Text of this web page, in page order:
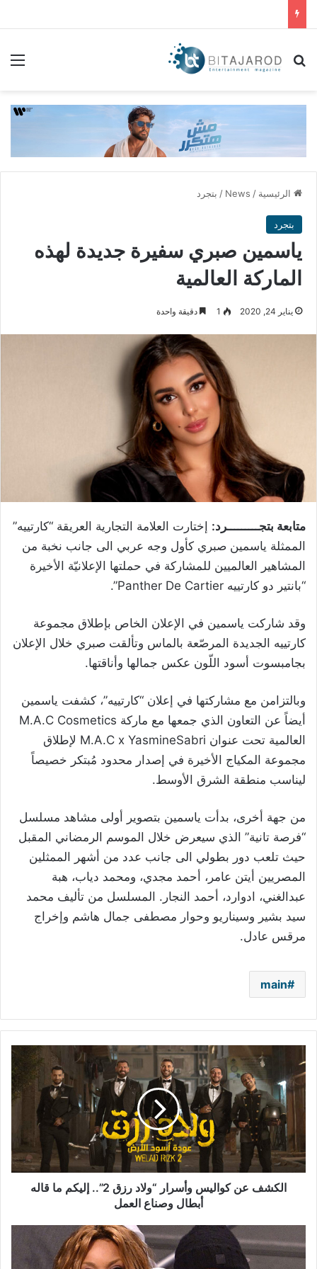
بحث عن
الرئيسية /
News
/ بتجرد
بتجرد
ياسمين صبري سفيرة جديدة لهذه
الماركة العالمية
يناير 24, 2020 1 دقيقة واحدة
متابعة بتجـــــــــرد: إختارت العلامة التجارية العريقة “كارتييه”
الممثلة ياسمين صبري كأول وجه عربي الى جانب نخبة من
المشاهير العالميين للمشاركة في حملتها الإعلانيّة الأخيرة
“بانتير دو كارتييه Panther De Cartier”.
وقد شاركت ياسمين في الإعلان الخاص بإطلاق مجموعة
كارتييه الجديدة المرصّعة بالماس وتألقت صبر ي خلال الإعلان
بجامبسوت أسود اللّون عكس جمالها وأناقتها.
وبالتزامن مع مشاركتها في إعلان “كارتييه”، كشفت ياسمين
أيضاً عن التعاون الذي جمعها مع ماركة M.A.C Cosmetics
العالمية تحت عنوان M.A.C x YasmineSabri لإطلاق
مجموعة المكياج الأخيرة في إصدار محدود مُبتكر خصيصاً
ليناسب منطقة الشرق الأوسط.
من جهة أخرى، بدأت ياسمين بتصوير أولى مشاهد مسلسل
“فرصة تانية” الذي سيعرض خلال الموسم الرمضاني المقبل
حيث تلعب دور بطولي الى جانب عدد من أشهر الممثلين
المصريين أيتن عامر، أحمد مجدي، ومحمد دياب، هبة
عبدالغني، ادوارد، أحمد النجار. المسلسل من تأليف محمد
سيد بشير وسيناريو وحوار مصطفى جمال هاشم وإخراج
مرقس عادل.
main
عن
كواليس
وأسرار
“ولاد
2”..
إليكم
ما
الكشف عن كواليس وأسرار “ولاد رزق 2”.. إليكم ما قاله
أبطال وصناع العمل
ويليامز
تنفصل